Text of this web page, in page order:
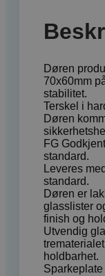
Døren
70x60mm
stabilitet.
Terskel i
Døren
FG
standard.
Leveres
standard.
Døren er
glasslister
finish og
Utvendig
holdbarhet.